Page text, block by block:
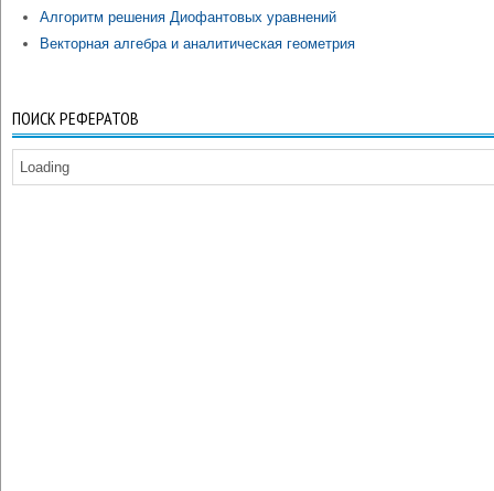
Алгоритм решения Диофантовых уравнений
Векторная алгебра и аналитическая геометрия
ПОИСК РЕФЕРАТОВ
Loading